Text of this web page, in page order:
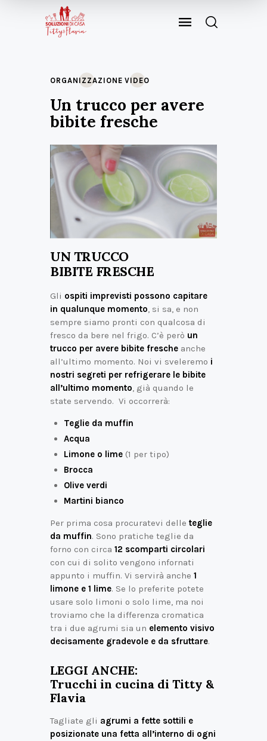
ORGANIZZAZIONE VIDEO
Un trucco per avere
bibite fresche
UN TRUCCO
BIBITE FRESCHE
Gli ospiti imprevisti possono capitare
in qualunque momento, si sa, e non
sempre siamo pronti con qualcosa di
fresco da bere nel frigo. C’è però un
trucco per avere bibite fresche anche
all’ultimo momento. Noi vi sveleremo i
nostri segreti per refrigerare le bibite
all’ultimo momento, già quando le
state servendo. Vi occorrerà:
Teglie da muffin
Acqua
Limone o lime(1 per tipo)
Brocca
Olive verdi
Martini bianco
Per prima cosa procuratevi delle teglie
da muffin. Sono pratiche teglie da
forno con circa 12 scomparti circolari
con cui di solito vengono infornati
appunto i muffin. Vi servirà anche 1
limone e 1 lime. Se lo preferite potete
usare solo limoni o solo lime, ma noi
troviamo che la differenza cromatica
tra i due agrumi sia un elemento visivo
decisamente gradevole e da sfruttare.
LEGGI ANCHE:
Trucchi in cucina di Titty &
Flavia
Tagliate gli agrumi a fette sottili e
posizionate una fetta all’interno di ogni